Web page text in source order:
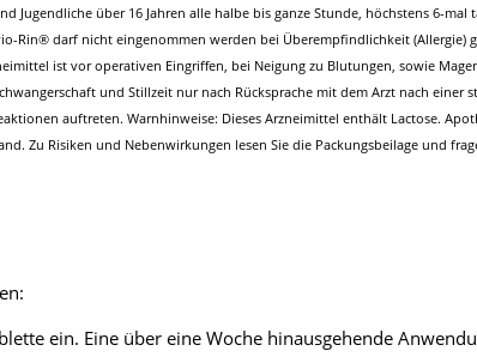
über 16 Jahren alle halbe bis ganze Stunde, höchstens 6-mal
Rin® darf nicht eingenommen werden bei Überempfindlichkeit (Allergie)
ist vor operativen Eingriffen, bei Neigung zu Blutungen, sowie
und Stillzeit nur nach Rücksprache mit dem Arzt nach einer
auftreten. Warnhinweise: Dieses Arzneimittel enthält Lactose.
Zu Risiken und Nebenwirkungen lesen Sie die Packungsbeilage und
ein. Eine über eine Woche hinausgehende